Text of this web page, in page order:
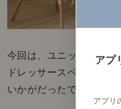
今回は、ユニットシェル
ドレッサースペースをご
いかがだったでしょうか
アプ
アプリ